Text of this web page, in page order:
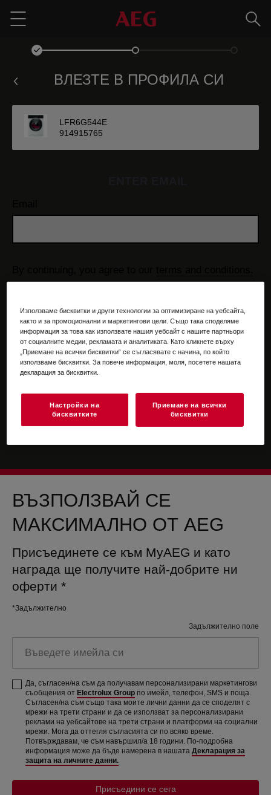
Menu
ВЛЕЗТЕ В ПРОФИЛА СИ
LFR6G544E
914915765
data, please review ourdata protection statement
ВЪЗПОЛЗВАЙ СЕ
МАКСИМАЛНО ОТ AEG
Присъединете се към MyAEG и като
награда ще получите най-добрите ни
оферти *
*Задължително
Задължително поле
Да, съгласен/на съм да получавам персонализирани маркетингови
съобщения от Electrolux Group по имейл, телефон, SMS и поща.
Съгласен/на съм също така моите лични данни да се споделят с
мрежи на трети страни и да се използват за персонализирани
реклами на уебсайтове на трети страни и платформи на социални
мрежи. Мога да оттегля съгласията си по всяко време.
Потвърждавам, че съм навършил/а 18 години. По-подробна
информация може да бъде намерена в нашата Декларация за
защита на личните данни.
Присъедини се сега
Използваме бисквитки и други технологии за оптимизиране на уебсайта,
както и за промоционални и маркетингови цели. Също така споделяме
информация за това как използвате нашия уебсайт с нашите партньори
от социалните медии, рекламата и аналитиката. Като кликнете върху
„Приемане на всички бисквитки“ се съгласявате с начина, по който
използваме бисквитки. За повече информация, моля, посетете нашата
декларация за бисквитки.
Настройки на
бисквитките
Приемане на всички
бисквитки